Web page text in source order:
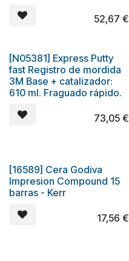
52,67 €
[N05381] Express Putty
fast Registro de mordida
3M Base + catalizador:
610 ml. Fraguado rápido.
73,05€
[16589] Cera Godiva
Impresion Compound 15
barras - Kerr
17,56 €